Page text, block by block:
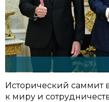
Исторический саммит
к миру и